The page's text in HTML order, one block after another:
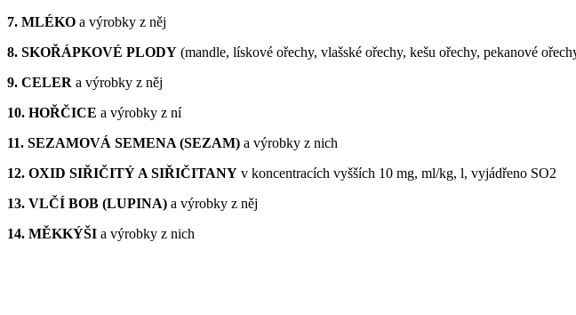
7. MLÉKO a výrobky z něj
8. SKOŘÁPKOVÉ PLODY (mandle, lískové ořechy, vlašské ořechy, kešu ořechy, pekanové
9. CELER a výrobky z něj
10. HOŘČICE a výrobky z ní
11. SEZAMOVÁ SEMENA (SEZAM) a výrobky z nich
12. OXID SIŘIČITÝ A SIŘIČITANY v koncentracích vyšších 10 mg, ml/kg, l, vyjádřeno SO2
13. VLČÍ BOB (LUPINA) a výrobky z něj
14. MĚKKÝŠI a výrobky z nich